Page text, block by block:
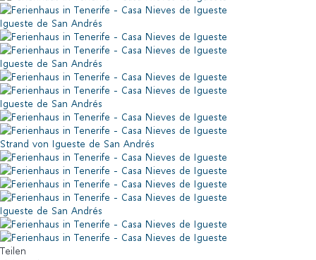
Igueste de San Andrés
Igueste de San Andrés
Igueste de San Andrés
Strand von Igueste de San Andrés
Igueste de San Andrés
Teilen